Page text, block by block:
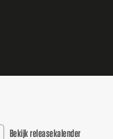
Bekijk releasekalender